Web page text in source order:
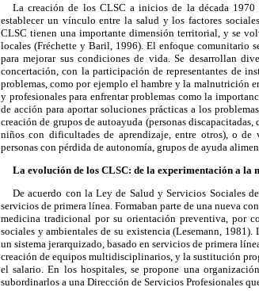
La creación de los CLSC a inicios de la década
establecer un vínculo entre la salud y los factores
CLSC tienen una importante dimensión territorial, y se
locales (Fréchette y Baril, 1996). El enfoque comunitario
para mejorar sus condiciones de vida. Se desarrollan
concertación, con la participación de representantes de
problemas, como por ejemplo el hambre y la malnutrición
y profesionales para enfrentar problemas como la
de acción para aportar soluciones prácticas a los
creación de grupos de autoayuda (personas discapacitadas,
niños con dificultades de aprendizaje, entre otros), o de
personas con pérdida de autonomía, grupos de ayuda
La evolución de los CLSC: de la experimentación a la
De acuerdo con la Ley de Salud y Servicios Sociales
servicios de primera línea. Formaban parte de una nueva
medicina tradicional por su orientación preventiva, por
sociales y ambientales de su existencia (Lesemann,
un sistema jerarquizado, basado en servicios de primera
creación de equipos multidisciplinarios, y la sustitución
el salario. En los hospitales, se propone una
subordinarlos a una Dirección de Servicios Profesionales